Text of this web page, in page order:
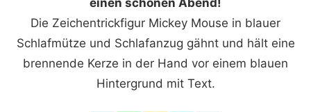
einen schönen Abend!
Die Zeichentrickfigur Mickey Mouse in blauer
Schlafmütze und Schlafanzug gähnt und hält eine
brennende Kerze in der Hand vor einem blauen
Hintergrund mit Text.